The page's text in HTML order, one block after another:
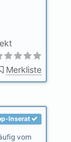
Merkliste
Inserat
vom